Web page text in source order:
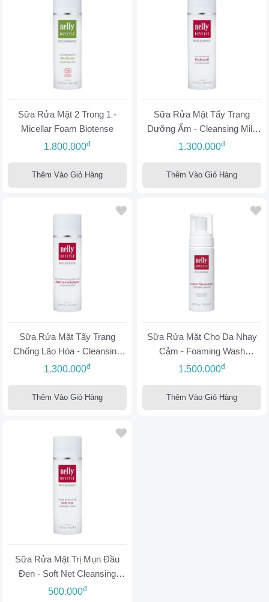
Sữa Rửa Mặt 2 Trong 1 -
Micellar Foam Biotense
1.800.000đ
Thêm Vào Giỏ Hàng
Sữa Rửa Mặt Tẩy Trang
Dưỡng Ẩm - Cleansing Milk
Hydrocell
1.300.000đ
Thêm Vào Giỏ Hàng
Sữa Rửa Mặt Tẩy Trang
Chống Lão Hóa - Cleansing
Milk Cellular Matrix
1.300.000đ
Thêm Vào Giỏ Hàng
Sữa Rửa Mặt Cho Da Nhạy
Cảm - Foaming Wash
Sensitive Skin
1.500.000đ
Thêm Vào Giỏ Hàng
Sữa Rửa Mặt Trị Mụn Đầu
Đen - Soft Net Cleansing
Cream
500.000đ